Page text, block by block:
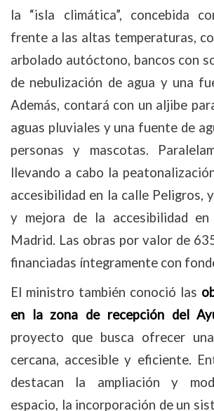
la “isla climática”, concebida
frente a las altas temperaturas,
arbolado autóctono, bancos con
de nebulización de agua y una
Además, contará con un aljibe
aguas pluviales y una fuente de
personas y mascotas.
llevando a cabo la
accesibilidad en la calle Peligros,
y mejora de la accesibilidad
Madrid. Las obras por valor de
financiadas íntegramente con
El ministro también conoció las
en la zona de recepción del
proyecto que busca ofrecer
cercana, accesible y eficiente.
destacan la ampliación y
espacio, la incorporación de un